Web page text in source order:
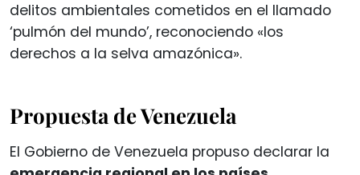
delitos ambientales cometidos en el llamado
‘pulmón del mundo’, reconociendo «los
derechos a la selva amazónica».
Propuesta de Venezuela
El Gobierno de Venezuela propuso declarar la